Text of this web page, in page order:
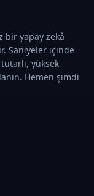
bir yapay zekâ
Saniyeler içinde
yüksek
Hemen şimdi